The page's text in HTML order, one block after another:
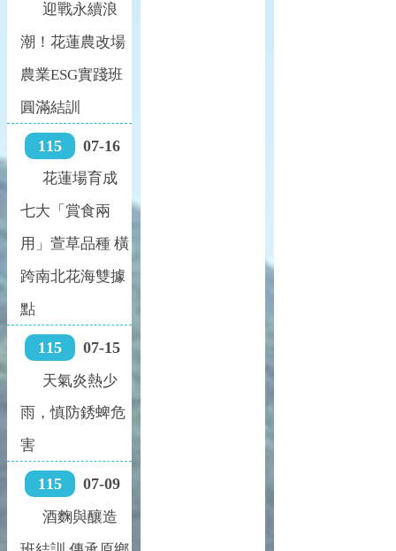
迎戰永續浪
潮！花蓮農改場
農業ESG實踐班
圓滿結訓
115 07-16
花蓮場育成
七大「賞食兩
用」萱草品種 橫
跨南北花海雙據
點
115 07-15
天氣炎熱少
雨，慎防銹蜱危
害
115 07-09
酒麴與釀造